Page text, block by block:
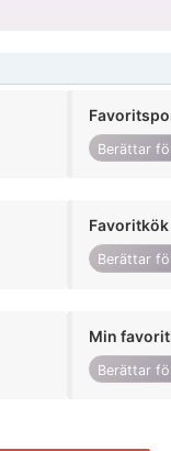
Berättar
Favoritkök
Berättar
Min
Berättar